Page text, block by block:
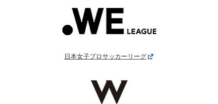
日本女子プロサッカーリーグ